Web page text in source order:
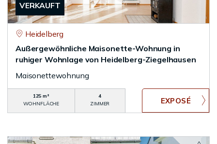
VERKAUFT
Heidelberg
Außergewöhnliche Maisonette-Wohnung in
ruhiger Wohnlage von Heidelberg-Ziegelhausen
Maisonettewohnung
125 m²
WOHNFLÄCHE
4
ZIMMER